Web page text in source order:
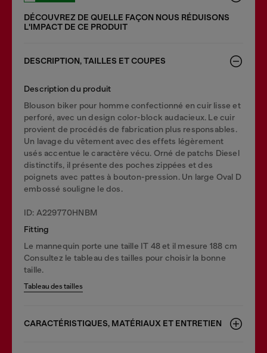
DÉCOUVREZ DE QUELLE FAÇON NOUS RÉDUISONS
LʹIMPACT DE CE PRODUIT
DESCRIPTION, TAILLES ET COUPES
Description du produit
Blouson biker pour homme confectionné en cuir lisse et
perforé, avec un design color-block audacieux. Le cuir
provient de procédés de fabrication plus responsables.
Un lavage du vêtement avec des effets légèrement
usés accentue le caractère vécu. Orné de patchs Diesel
distinctifs, il présente des poches zippées et des
poignets avec pattes à bouton-pression. Un large Oval D
embossé souligne le dos.
ID: A229770HNBM
Fitting
Le mannequin porte une taille IT 48 et il mesure 188 cm
Consultez le tableau des tailles pour choisir la bonne
taille.
Tableau des tailles
CARACTÉRISTIQUES, MATÉRIAUX ET ENTRETIEN